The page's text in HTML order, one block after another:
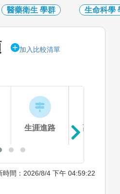
醫藥衛生 學群 生命科學
加入比較清單
生涯進路 高中準備
時間：2026/8/4 下午 04:59:22